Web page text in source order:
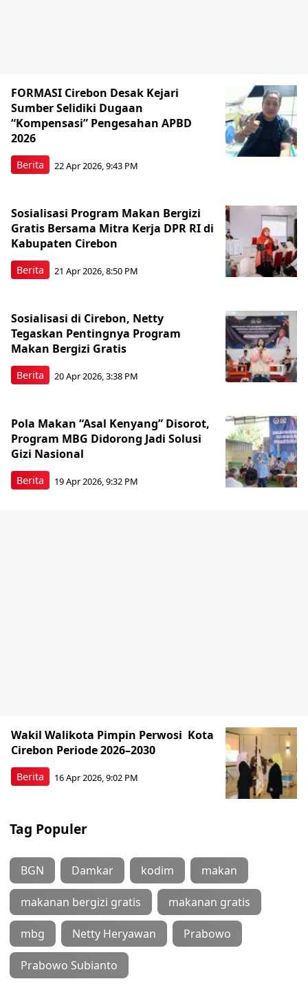
Berita
FORMASI Cirebon Desak Kejari
Sumber Selidiki Dugaan
“Kompensasi” Pengesahan APBD
2026
22 Apr 2026, 9:43 PM
Berita
Sosialisasi Program Makan Bergizi
Gratis Bersama Mitra Kerja DPR RI di
Kabupaten Cirebon
21 Apr 2026, 8:50 PM
Berita
Sosialisasi di Cirebon, Netty
Tegaskan Pentingnya Program
Makan Bergizi Gratis
20 Apr 2026, 3:38 PM
Berita
Pola Makan “Asal Kenyang” Disorot,
Program MBG Didorong Jadi Solusi
Gizi Nasional
19 Apr 2026, 9:32 PM
Berita
Wakil Walikota Pimpin Perwosi Kota
Cirebon Periode 2026–2030
16 Apr 2026, 9:02 PM
Tag Populer
BGN Damkar kodim makan
makanan bergizi gratis makanan gratis
mbg Netty Heryawan Prabowo
Prabowo Subianto